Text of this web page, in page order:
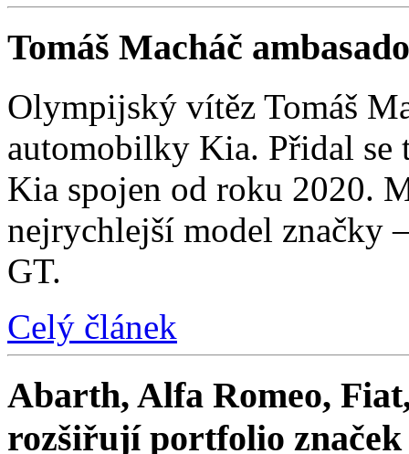
Tomáš Macháč
Olympijský vítěz Tomáš
automobilky Kia. Přidal se
Kia spojen od roku 2020.
nejrychlejší model značky
GT.
Celý článek
Abarth, Alfa Romeo,
rozšiřují portfolio